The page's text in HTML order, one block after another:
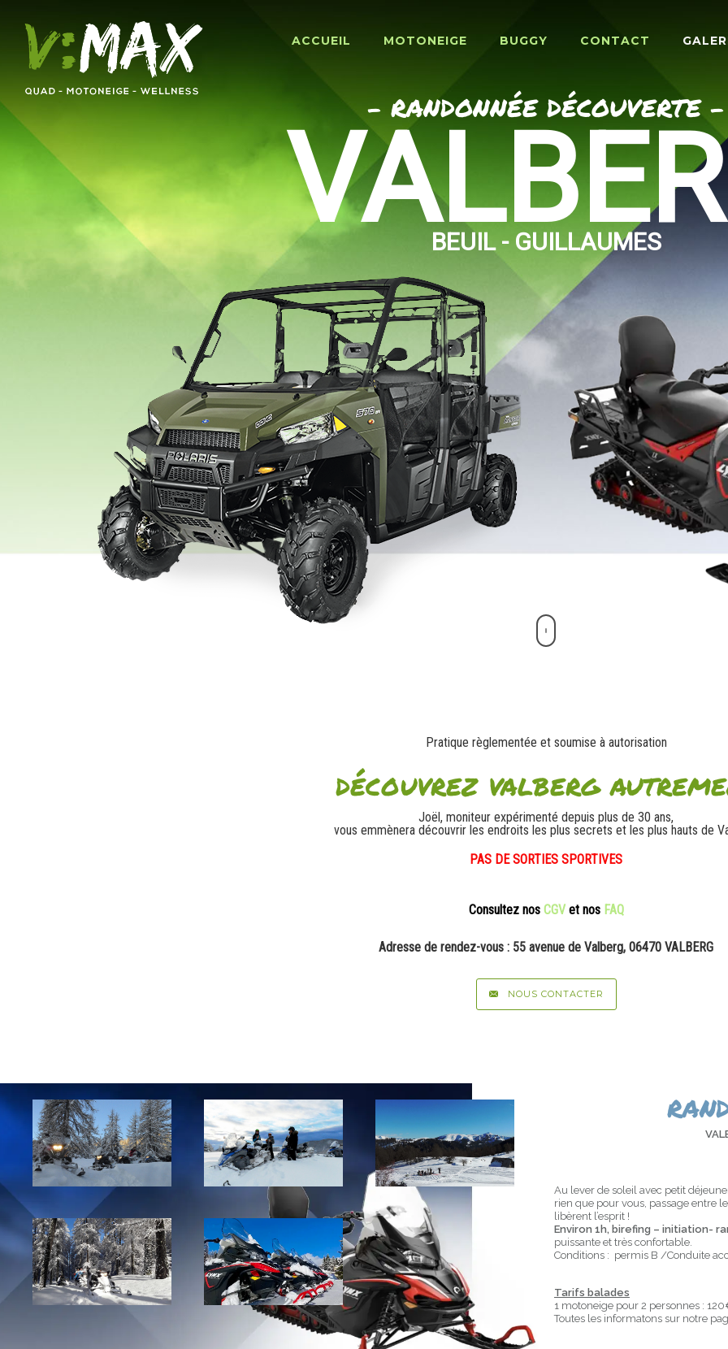
ACCUEIL MOTONEIGE BUGGY CONTACT
- RANDONNÉE DÉCOUVERTE -
BEUIL - GUILLAUMES
Pratique règlementée et soumise à autorisation
découvrez valberg
Joël, moniteur expérimenté depuis plus de 30 ans,
vous emmènera découvrir les endroits les plus secrets et les plus hauts de
PAS DE SORTIES SPORTIVES
Consultez nos CGVet nos FAQ
Adresse de rendez-vous : 55 avenue de Valberg, 06470 VALBERG
NOUS CONTACTER
Au lever de soleil avec petit
rien que pour vous, passage entre
libèrent l’esprit !
Environ 1h, birefing – initiation-
puissante et très confortable.
Conditions : permis B /Conduite
Tarifs balades
1 motoneige pour 2 personnes :
Toutes les informatons sur notre